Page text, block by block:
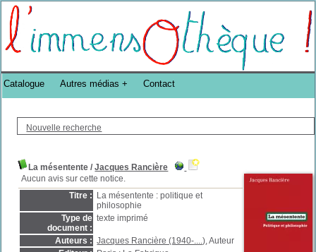
Bibliothèque DoucheFLUX Bibliotheek -->
Nouvelle recherche
La mésentente /Jacques Rancière
Aucun avis sur cette notice.
Titre :
La mésentente : politique et
philosophie
Type de
document :
texte imprimé
Auteurs : Jacques Rancière (1940-....), Auteur
Catalogue Autres médias Contact